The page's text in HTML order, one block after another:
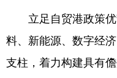
立足自贸港政策优
料、新能源、数字经
支柱，着力构建具有